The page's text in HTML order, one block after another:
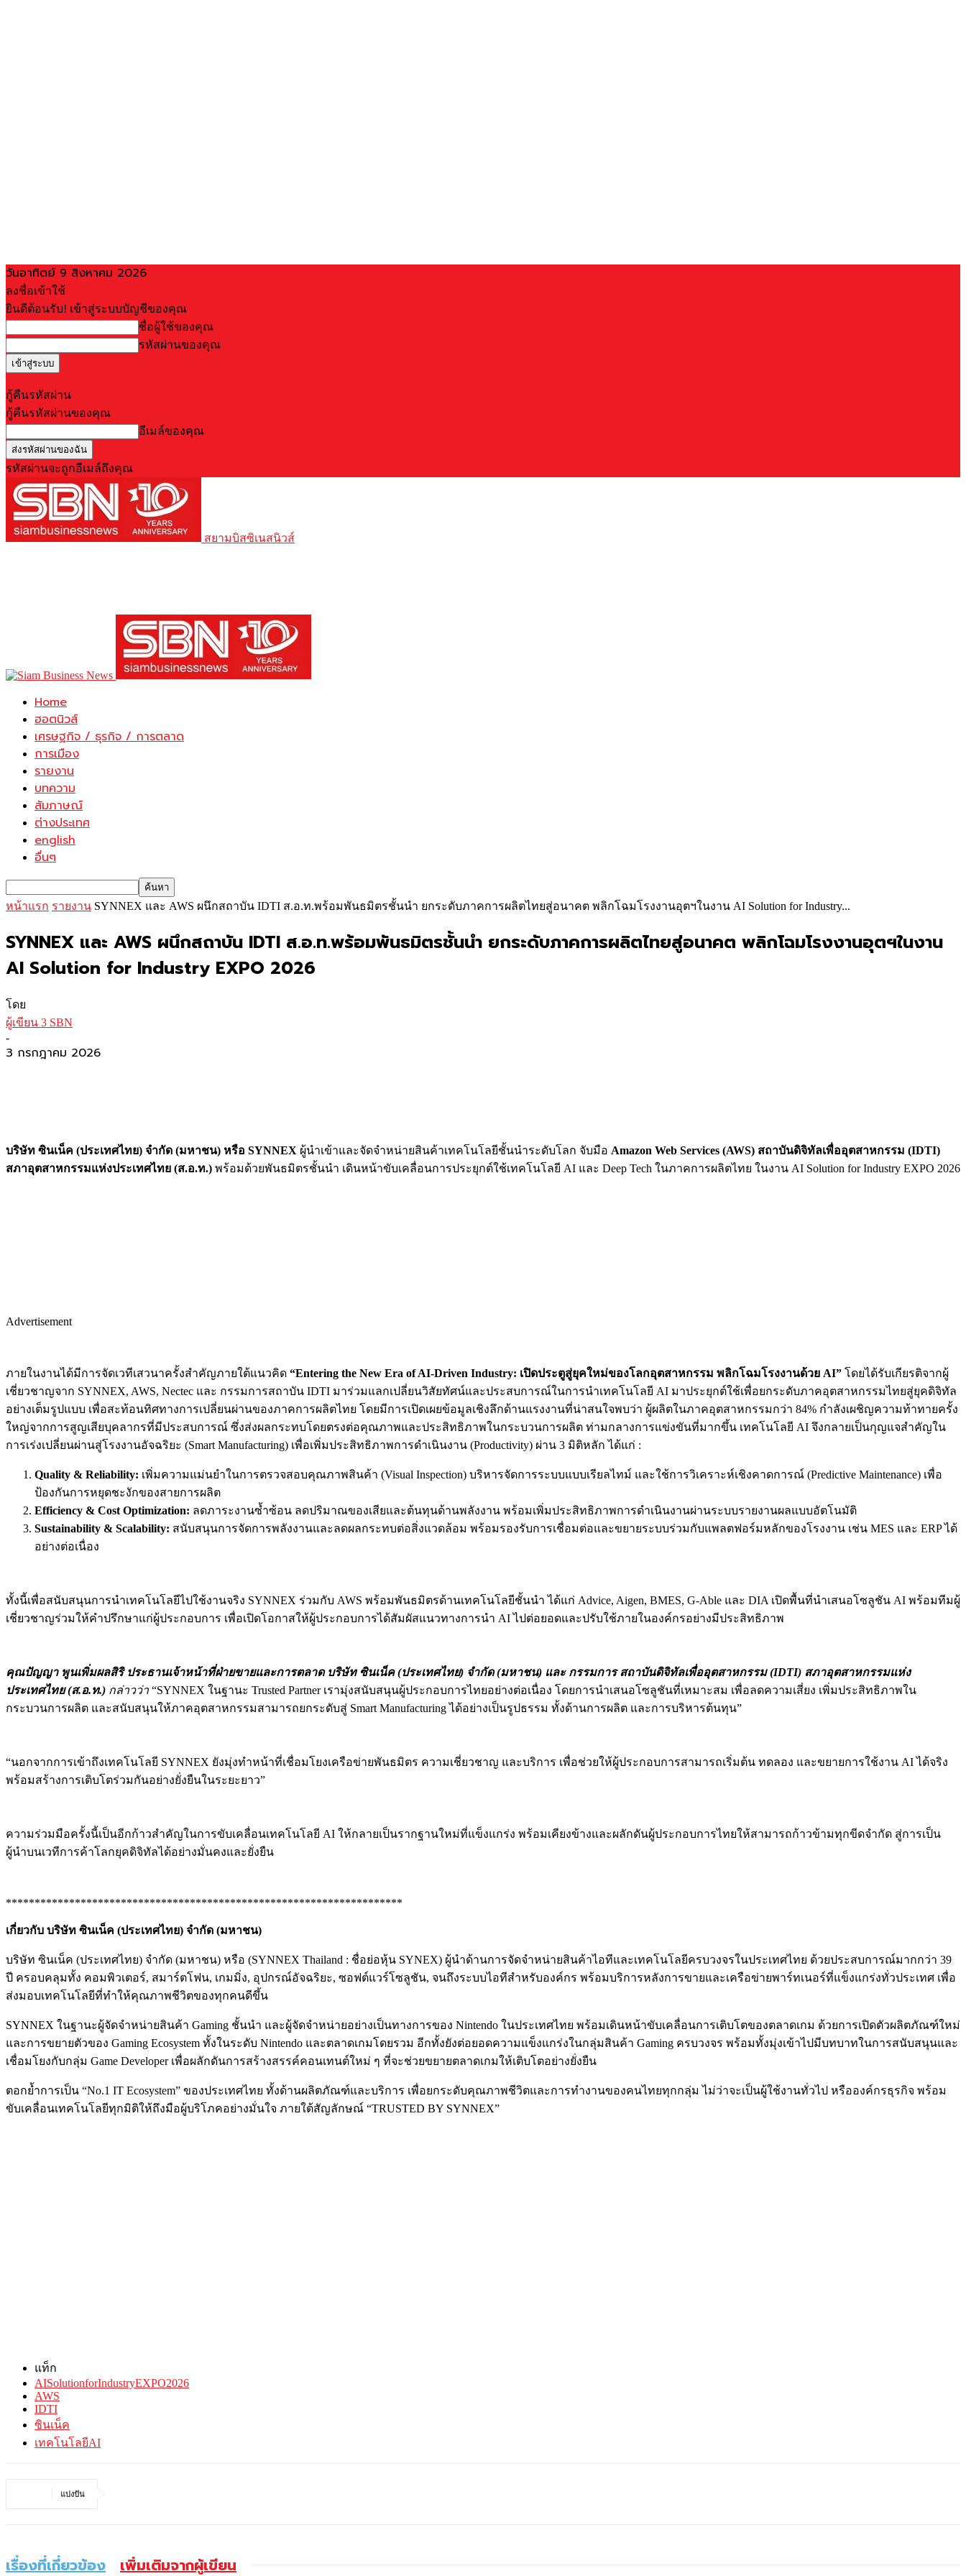
วันอาทิตย์ 9 สิงหาคม 2026
ลงชื่อเข้าใช้
ยินดีต้อนรับ! เข้าสู่ระบบบัญชีของคุณ
ชื่อผู้ใช้ของคุณ
รหัสผ่านของคุณ
กู้คืนรหัสผ่าน
กู้คืนรหัสผ่านของคุณ
อีเมล์ของคุณ
รหัสผ่านจะถูกอีเมล์ถึงคุณ
สยามบิสซิเนสนิวส์
Home
ฮอตนิวส์
เศรษฐกิจ / ธุรกิจ / การตลาด
การเมือง
รายงาน
บทความ
สัมภาษณ์
ต่างประเทศ
english
อื่นๆ
หน้าแรก รายงาน SYNNEX และ AWS ผนึกสถาบัน IDTI ส.อ.ท.พร้อมพันธมิตรชั้นนำ ยกระดับภาคการผลิตไทยสู่อนาคต พลิกโฉมโรงงานอุตฯในงาน AI Solution for Industry...
SYNNEX และ AWS ผนึกสถาบัน IDTI ส.อ.ท.พร้อมพันธมิตรชั้นนำ ยกระดับภาคการผลิตไทยสู่อนาคต พลิกโฉมโรงงานอุตฯในงาน
AI Solution for Industry EXPO 2026
โดย
ผู้เขียน 3 SBN
-
3 กรกฎาคม 2026
บริษัท ซินเน็ค (ประเทศไทย) จำกัด (มหาชน) หรือ SYNNEX ผู้นำเข้าและจัดจำหน่ายสินค้าเทคโนโลยีชั้นนำระดับโลก จับมือ Amazon Web Services (AWS) สถาบันดิจิทัลเพื่ออุตสาหกรรม (IDTI)
สภาอุตสาหกรรมแห่งประเทศไทย (ส.อ.ท.) พร้อมด้วยพันธมิตรชั้นนำ เดินหน้าขับเคลื่อนการประยุกต์ใช้เทคโนโลยี AI และ Deep Tech ในภาคการผลิตไทย ในงาน AI Solution for Industry EXPO 2026
Advertisement
ภายในงานได้มีการจัดเวทีเสวนาครั้งสำคัญภายใต้แนวคิด “Entering the New Era of AI-Driven Industry: เปิดประตูสู่ยุคใหม่ของโลกอุตสาหกรรม พลิกโฉมโรงงานด้วย AI” โดยได้รับเกียรติจากผู้
เชี่ยวชาญจาก SYNNEX, AWS, Nectec และ กรรมการสถาบัน IDTI มาร่วมแลกเปลี่ยนวิสัยทัศน์และประสบการณ์ในการนำเทคโนโลยี AI มาประยุกต์ใช้เพื่อยกระดับภาคอุตสาหกรรมไทยสู่ยุคดิจิทัล
อย่างเต็มรูปแบบ เพื่อสะท้อนทิศทางการเปลี่ยนผ่านของภาคการผลิตไทย โดยมีการเปิดเผยข้อมูลเชิงลึกด้านแรงงานที่น่าสนใจพบว่า ผู้ผลิตในภาคอุตสาหกรรมกว่า 84% กำลังเผชิญความท้าทายครั้ง
ใหญ่จากการสูญเสียบุคลากรที่มีประสบการณ์ ซึ่งส่งผลกระทบโดยตรงต่อคุณภาพและประสิทธิภาพในกระบวนการผลิต ท่ามกลางการแข่งขันที่มากขึ้น เทคโนโลยี AI จึงกลายเป็นกุญแจสำคัญใน
การเร่งเปลี่ยนผ่านสู่โรงงานอัจฉริยะ (Smart Manufacturing) เพื่อเพิ่มประสิทธิภาพการดำเนินงาน (Productivity) ผ่าน 3 มิติหลัก ได้แก่ :
Quality & Reliability: เพิ่มความแม่นยำในการตรวจสอบคุณภาพสินค้า (Visual Inspection) บริหารจัดการระบบแบบเรียลไทม์ และใช้การวิเคราะห์เชิงคาดการณ์ (Predictive Maintenance) เพื่อ
ป้องกันการหยุดชะงักของสายการผลิต
Efficiency & Cost Optimization: ลดภาระงานซ้ำซ้อน ลดปริมาณของเสียและต้นทุนด้านพลังงาน พร้อมเพิ่มประสิทธิภาพการดำเนินงานผ่านระบบรายงานผลแบบอัตโนมัติ
Sustainability & Scalability: สนับสนุนการจัดการพลังงานและลดผลกระทบต่อสิ่งแวดล้อม พร้อมรองรับการเชื่อมต่อและขยายระบบร่วมกับแพลตฟอร์มหลักของโรงงาน เช่น MES และ ERP ได้
อย่างต่อเนื่อง
ทั้งนี้เพื่อสนับสนุนการนำเทคโนโลยีไปใช้งานจริง SYNNEX ร่วมกับ AWS พร้อมพันธมิตรด้านเทคโนโลยีชั้นนำ ได้แก่ Advice, Aigen, BMES, G-Able และ DIA เปิดพื้นที่นำเสนอโซลูชัน AI พร้อมทีมผู้
เชี่ยวชาญร่วมให้คำปรึกษาแก่ผู้ประกอบการ เพื่อเปิดโอกาสให้ผู้ประกอบการได้สัมผัสแนวทางการนำ AI ไปต่อยอดและปรับใช้ภายในองค์กรอย่างมีประสิทธิภาพ
คุณปัญญา พูนเพิ่มผลสิริ ประธานเจ้าหน้าที่ฝ่ายขายและการตลาด บริษัท ซินเน็ค (ประเทศไทย) จำกัด (มหาชน) และ กรรมการ สถาบันดิจิทัลเพื่ออุตสาหกรรม (IDTI) สภาอุตสาหกรรมแห่ง
ประเทศไทย (ส.อ.ท.) กล่าวว่า “SYNNEX ในฐานะ Trusted Partner เรามุ่งสนับสนุนผู้ประกอบการไทยอย่างต่อเนื่อง โดยการนำเสนอโซลูชันที่เหมาะสม เพื่อลดความเสี่ยง เพิ่มประสิทธิภาพใน
กระบวนการผลิต และสนับสนุนให้ภาคอุตสาหกรรมสามารถยกระดับสู่ Smart Manufacturing ได้อย่างเป็นรูปธรรม ทั้งด้านการผลิต และการบริหารต้นทุน”
“นอกจากการเข้าถึงเทคโนโลยี SYNNEX ยังมุ่งทำหน้าที่เชื่อมโยงเครือข่ายพันธมิตร ความเชี่ยวชาญ และบริการ เพื่อช่วยให้ผู้ประกอบการสามารถเริ่มต้น ทดลอง และขยายการใช้งาน AI ได้จริง
พร้อมสร้างการเติบโตร่วมกันอย่างยั่งยืนในระยะยาว”
ความร่วมมือครั้งนี้เป็นอีกก้าวสำคัญในการขับเคลื่อนเทคโนโลยี AI ให้กลายเป็นรากฐานใหม่ที่แข็งแกร่ง พร้อมเคียงข้างและผลักดันผู้ประกอบการไทยให้สามารถก้าวข้ามทุกขีดจำกัด สู่การเป็น
ผู้นำบนเวทีการค้าโลกยุคดิจิทัลได้อย่างมั่นคงและยั่งยืน
*********************************************************************
เกี่ยวกับ บริษัท ซินเน็ค (ประเทศไทย) จำกัด (มหาชน)
บริษัท ซินเน็ค (ประเทศไทย) จำกัด (มหาชน) หรือ (SYNNEX Thailand : ชื่อย่อหุ้น SYNEX) ผู้นำด้านการจัดจำหน่ายสินค้าไอทีและเทคโนโลยีครบวงจรในประเทศไทย ด้วยประสบการณ์มากกว่า 39
ปี ครอบคลุมทั้ง คอมพิวเตอร์, สมาร์ตโฟน, เกมมิ่ง, อุปกรณ์อัจฉริยะ, ซอฟต์แวร์โซลูชัน, จนถึงระบบไอทีสำหรับองค์กร พร้อมบริการหลังการขายและเครือข่ายพาร์ทเนอร์ที่แข็งแกร่งทั่วประเทศ เพื่อ
ส่งมอบเทคโนโลยีที่ทำให้คุณภาพชีวิตของทุกคนดีขึ้น
SYNNEX ในฐานะผู้จัดจำหน่ายสินค้า Gaming ชั้นนำ และผู้จัดจำหน่ายอย่างเป็นทางการของ Nintendo ในประเทศไทย พร้อมเดินหน้าขับเคลื่อนการเติบโตของตลาดเกม ด้วยการเปิดตัวผลิตภัณฑ์ใหม่
และการขยายตัวของ Gaming Ecosystem ทั้งในระดับ Nintendo และตลาดเกมโดยรวม อีกทั้งยังต่อยอดความแข็งแกร่งในกลุ่มสินค้า Gaming ครบวงจร พร้อมทั้งมุ่งเข้าไปมีบทบาทในการสนับสนุนและ
เชื่อมโยงกับกลุ่ม Game Developer เพื่อผลักดันการสร้างสรรค์คอนเทนต์ใหม่ ๆ ที่จะช่วยขยายตลาดเกมให้เติบโตอย่างยั่งยืน
ตอกย้ำการเป็น “No.1 IT Ecosystem” ของประเทศไทย ทั้งด้านผลิตภัณฑ์และบริการ เพื่อยกระดับคุณภาพชีวิตและการทำงานของคนไทยทุกกลุ่ม ไม่ว่าจะเป็นผู้ใช้งานทั่วไป หรือองค์กรธุรกิจ พร้อม
ขับเคลื่อนเทคโนโลยีทุกมิติให้ถึงมือผู้บริโภคอย่างมั่นใจ ภายใต้สัญลักษณ์ “TRUSTED BY SYNNEX”
แท็ก
AISolutionforIndustryEXPO2026
AWS
IDTI
ซินเน็ค
เทคโนโลยีAI
แบ่งปัน
เรื่องที่เกี่ยวข้อง เพิ่มเติมจากผู้เขียน